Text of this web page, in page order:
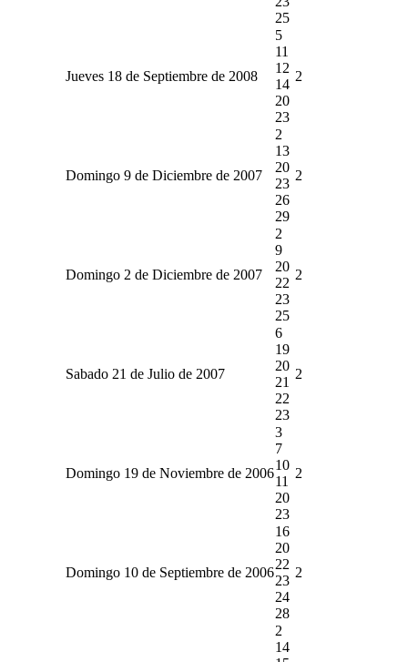
25
Jueves 18 de Septiembre de 2008
5
11
12
14
20
23
2
Domingo 9 de Diciembre de 2007
2
13
20
23
26
29
2
Domingo 2 de Diciembre de 2007
2
9
20
22
23
25
2
Sabado 21 de Julio de 2007
6
19
20
21
22
23
2
Domingo 19 de Noviembre de 2006
3
7
10
11
20
23
2
Domingo 10 de Septiembre de 2006
16
20
22
23
24
28
2
2
14